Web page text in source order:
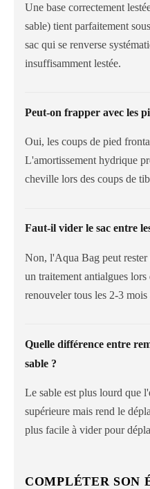
Une base correctement
sable) tient parfaitement
sac qui se renverse
insuffisamment lestée.
Peut-on frapper avec les
Oui, les coups de pied
L'amortissement hydrique
cheville lors des coups de
Faut-il vider le sac entre
Non, l'Aqua Bag peut
un traitement antialgues
renouveler tous les 2-3
Quelle différence entre
sable ?
Le sable est plus lourd que
supérieure mais rend le
plus facile à vider pour
COMPLÉTER SON